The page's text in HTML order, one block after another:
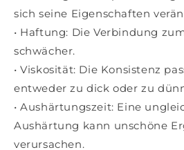
sich seine Eigenschaften
• Haftung: Die Verbindung
schwächer.
• Viskosität: Die Konsistenz
entweder zu dick oder zu
• Aushärtungszeit: Eine
Aushärtung kann unschöne
verursachen.